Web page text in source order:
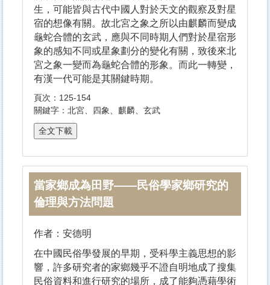
生，可能皆與古代中國人對於天文的觀察及對星
宿的想像有關。故北宮之象之所以由麒麟而變成
龜蛇合體的玄武，應與不同時期人們對於星宿形
象的感知不同或星象劃分的變化有關，致後來北
宮之象一變而為龜蛇合體的形象。而此一轉變，
有漢一代可能是其關鍵時期。
頁次：125-154
關鍵字：北宮、四象、麒麟、玄武
當家鄉成為田野——民俗學家鄉研究的
倫理與方法問題
作者：安德明
在中國民俗學發展的早期，受科學主義思想的影
響，許多研究者的家鄉幾乎不證自明地成了搜集
民俗資料和進行研究的場所，成了能夠憑藉學術